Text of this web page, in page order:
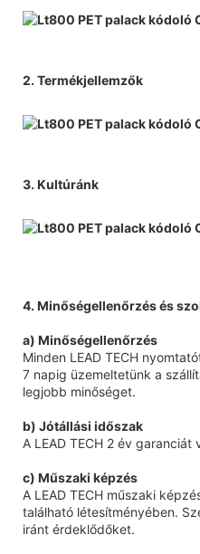
2. Termékjellemzők
3. Kultúránk
4. Minőségellenőrzés és
a) Minőségellenőrzés
Minden LEAD TECH
7 napig üzemeltetünk a
legjobb minőséget.
b) Jótállási időszak
A LEAD TECH 2 év garanciát
c) Műszaki képzés
A LEAD TECH műszaki
található létesítményében.
iránt érdeklődőket.